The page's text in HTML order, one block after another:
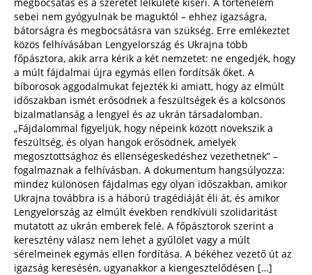
sebei nem gyógyulnak be maguktól – ehhez igazságra,
bátorságra és megbocsátásra van szükség. Erre emlékeztet
közös felhívásában Lengyelország és Ukrajna több
főpásztora, akik arra kérik a két nemzetet: ne engedjék, hogy
a múlt fájdalmai újra egymás ellen fordítsák őket. A
bíborosok aggodalmukat fejezték ki amiatt, hogy az elmúlt
időszakban ismét erősödnek a feszültségek és a kölcsönös
bizalmatlanság a lengyel és az ukrán társadalomban.
„Fájdalommal figyeljük, hogy népeink között növekszik a
feszültség, és olyan hangok erősödnek, amelyek
megosztottsághoz és ellenségeskedéshez vezethetnek” –
fogalmaznak a felhívásban. A dokumentum hangsúlyozza:
mindez különösen fájdalmas egy olyan időszakban, amikor
Ukrajna továbbra is a háború tragédiáját éli át, és amikor
Lengyelország az elmúlt években rendkívüli szolidaritást
mutatott az ukrán emberek felé. A főpásztorok szerint a
keresztény válasz nem lehet a gyűlölet vagy a múlt
sérelmeinek egymás ellen fordítása. A békéhez vezető út az
igazság keresésén, ugyanakkor a kiengesztelődésen […]